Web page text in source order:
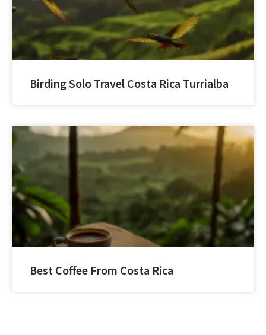
Birding Solo Travel Costa Rica Turrialba
Best Coffee From Costa Rica